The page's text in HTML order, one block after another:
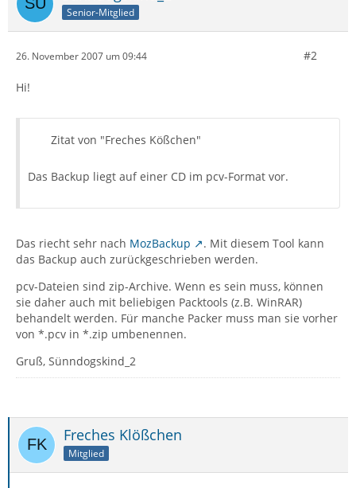
Senior-Mitglied
26. November 2007 um 09:44 #2
Hi!
Zitat von "Freches Kößchen"
Das Backup liegt auf einer CD im pcv-Format vor.
Das riecht sehr nach MozBackup
. Mit diesem Tool kann
das Backup auch zurückgeschrieben werden.
pcv-Dateien sind zip-Archive. Wenn es sein muss, können
sie daher auch mit beliebigen Packtools (z.B. WinRAR)
behandelt werden. Für manche Packer muss man sie vorher
von *.pcv in *.zip umbenennen.
Gruß, Sünndogskind_2
Freches Klößchen
Mitglied